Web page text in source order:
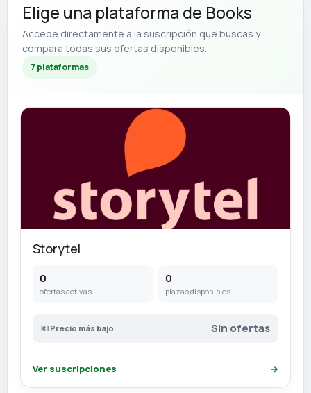
Elige una plataforma de Books
Accede directamente a la suscripción que buscas y
compara todas sus ofertas disponibles.
7 plataformas
Storytel
0
ofertas activas
0
plazas disponibles
💶 Precio más bajo Sin ofertas
Ver suscripciones →